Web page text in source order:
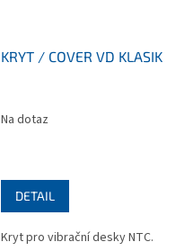
KRYT / COVER VD KLASIK
Na dotaz
DETAIL
Kryt pro vibrační desky NTC.